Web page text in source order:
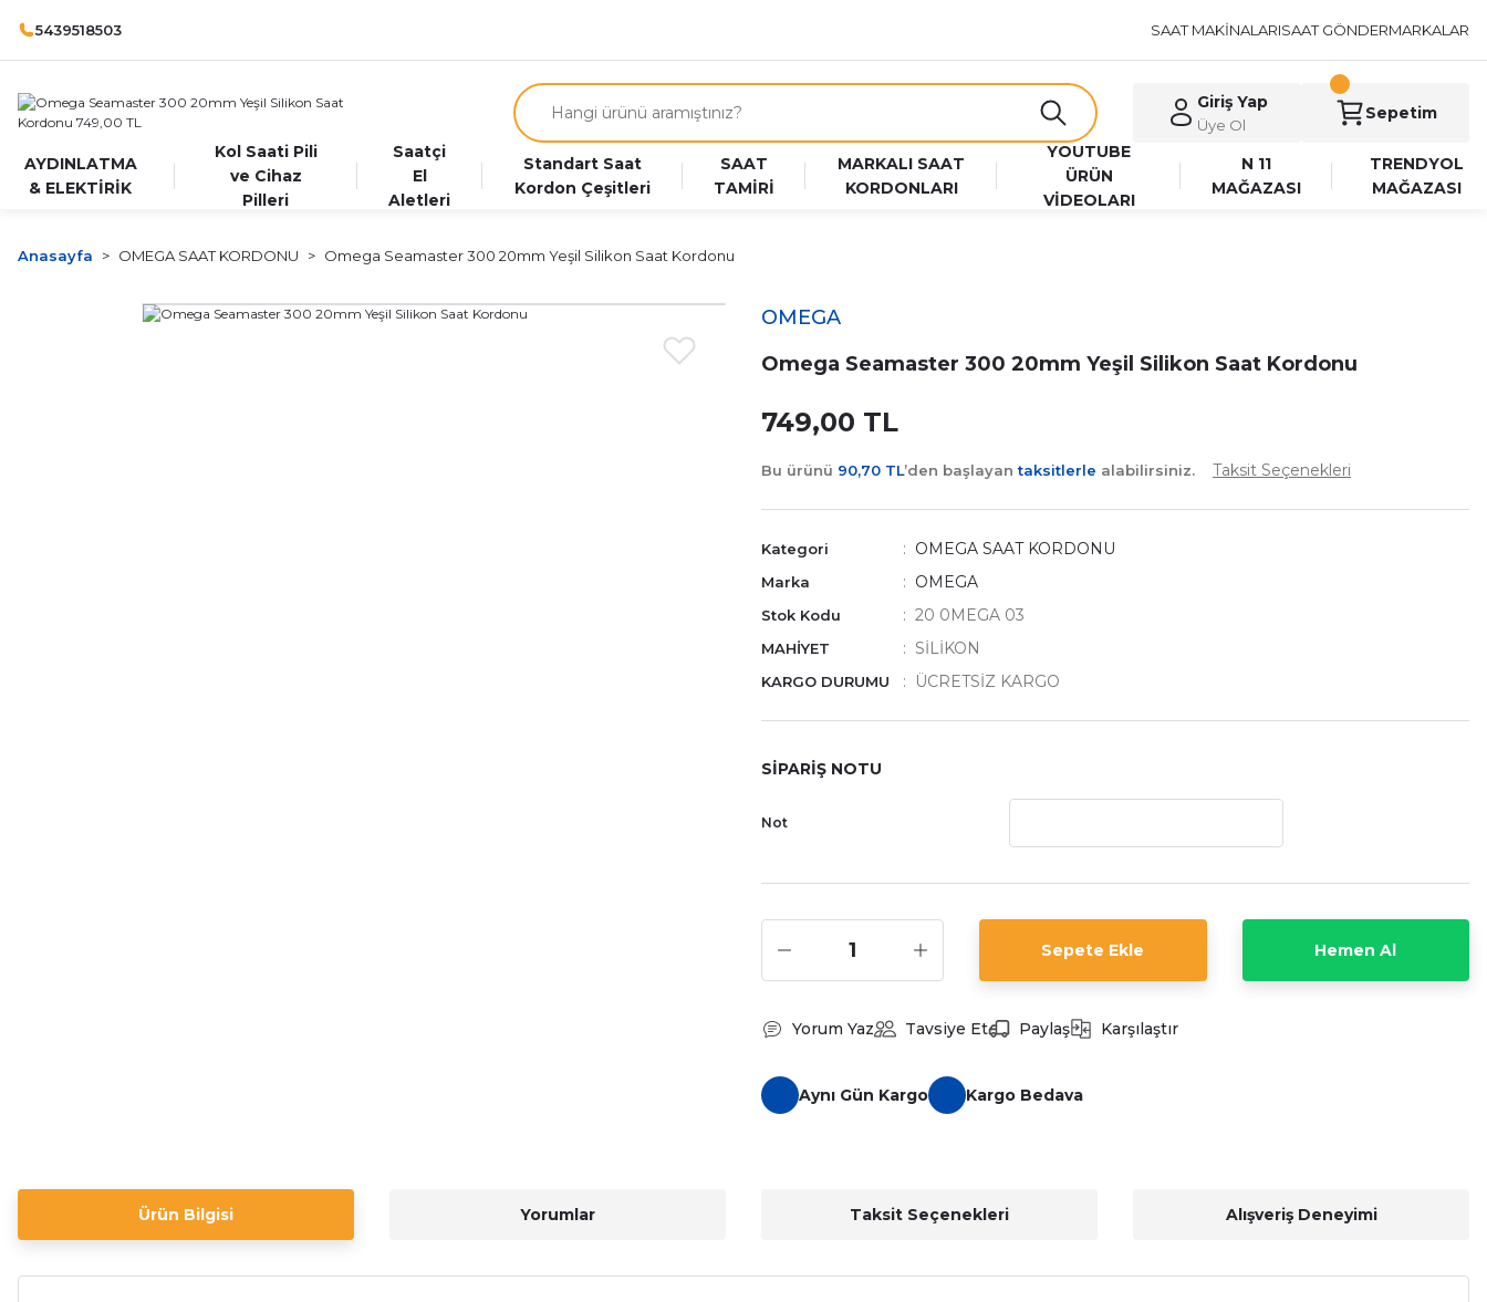
5439518503 SAAT MAKİNALARISAAT GÖNDERMARKALAR
Giriş Yap
Üye Ol
Sepetim
AYDINLATMA
& ELEKTİRİK
Kol Saati Pili
ve Cihaz
Pilleri
Saatçi
El
Aletleri
Standart Saat
Kordon Çeşitleri
SAAT
TAMİRİ
MARKALI SAAT
KORDONLARI
YOUTUBE
ÜRÜN
VİDEOLARI
N 11
MAĞAZASI
TRENDYOL
MAĞAZASI
Anasayfa OMEGA SAAT KORDONU Omega Seamaster 300 20mm Yeşil Silikon Saat Kordonu
OMEGA
Omega Seamaster 300 20mm Yeşil Silikon Saat Kordonu
749,00 TL
Bu ürünü 90,70 TL’den başlayantaksitlerle alabilirsiniz. Taksit Seçenekleri
Kategori OMEGA SAAT KORDONU
Marka OMEGA
Stok Kodu 20 0MEGA 03
MAHİYET SİLİKON
KARGO DURUMU ÜCRETSİZ KARGO
SİPARİŞ NOTU
Not
Sepete Ekle Hemen Al
Yorum Yaz Tavsiye Et Paylaş Karşılaştır
Aynı Gün Kargo Kargo Bedava
Ürün Bilgisi Yorumlar Taksit Seçenekleri Alışveriş Deneyimi